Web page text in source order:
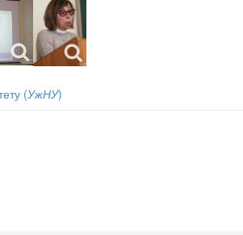
(УжНУ)